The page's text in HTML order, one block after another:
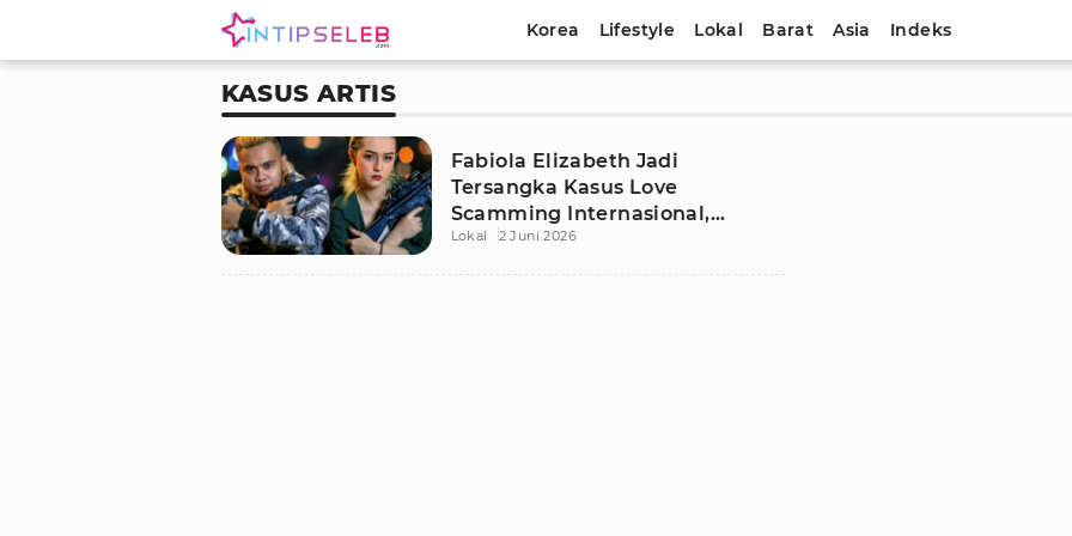
Korea Lifestyle Lokal Barat Asia Indeks
KASUS ARTIS
Fabiola Elizabeth Jadi
Tersangka Kasus Love
Scamming Internasional,
Diduga Raup Rp41,1 Miliar
Lokal 2 Juni 2026